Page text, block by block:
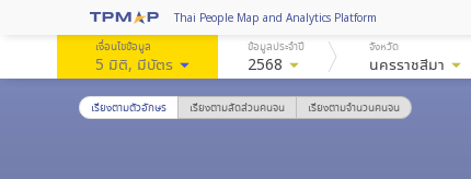
Thai People Map and Analytics Platform
เงื่อนไขข้อมูล
5 มิติ, มีบัตรarrow_drop_down
ข้อมูลประจำปี
2568 arrow_drop_down
จังหวัด
นครราชสีมา arrow_drop_down
เรียงตามตัวอักษร เรียงตามสัดส่วนคนจน เรียงตามจำนวนคนจน